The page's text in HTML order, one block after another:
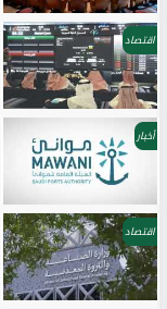
اقتصاد
أخبار
اقتصاد